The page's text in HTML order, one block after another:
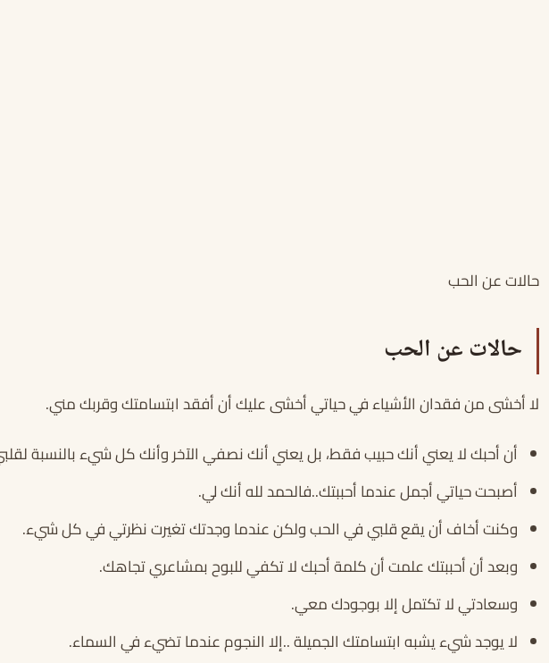
حالات عن الحب
حالات عن الحب
لا أخشى من فقدان الأشياء في حياتي أخشى عليك أن أفقد ابتسامتك وقربك مني.
أن أحبك لا يعني أنك حبيب فقط، بل يعني أنك نصفي الآخر وأنك كل شيء بالنسبة
أصبحت حياتي أجمل عندما أحببتك..فالحمد لله أنك لي.
وكنت أخاف أن يقع قلبي في الحب ولكن عندما وجدتك تغيرت نظرتي في كل شيء.
وبعد أن أحببتك علمت أن كلمة أحبك لا تكفي للبوح بمشاعري تجاهك.
وسعادتي لا تكتمل إلا بوجودك معي.
لا يوجد شيء يشبه ابتسامتك الجميلة ..إلا النجوم عندما تضيء في السماء.